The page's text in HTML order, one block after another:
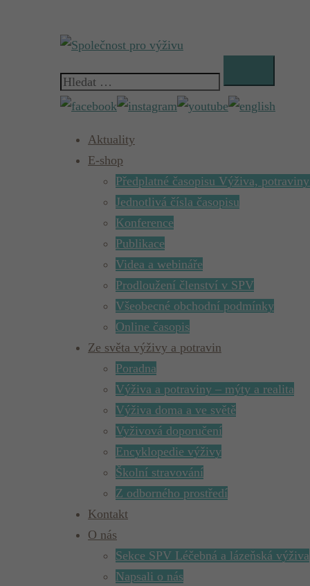
Vyhledávání
Aktuality
E-shop
Předplatné časopisu Výživa,
Jednotlivá čísla časopisu
Konference
Publikace
Videa a webináře
Prodloužení členství v SPV
Všeobecné obchodní podmínky
Online časopis
Ze světa výživy a potravin
Poradna
Výživa a potraviny – mýty a realita
Výživa doma a ve světě
Vyživová doporučení
Encyklopedie výživy
Školní stravování
Z odborného prostředí
Kontakt
O nás
Sekce SPV Léčebná a lázeňská výživa
Napsali o nás